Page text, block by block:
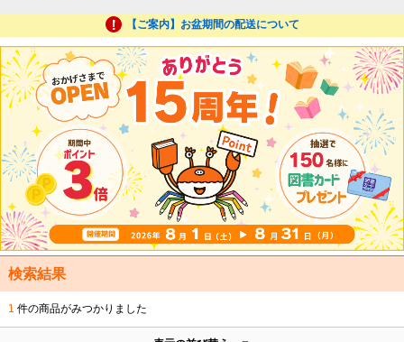
【ご案内】お盆期間の配送について
検索結果
1 件の商品がみつかりました